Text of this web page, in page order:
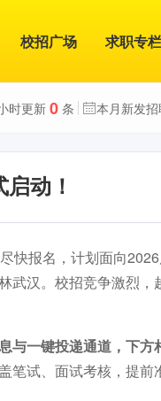
校招广场 求职专栏
时更新 0 条 本月新发
动！
快报名，计划面向
武汉。校招竞争激烈
与一键投递通道，下方
试、面试考核，提前